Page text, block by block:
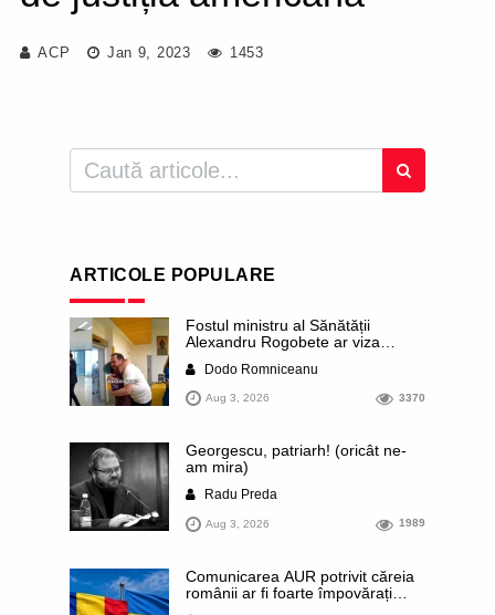
ACP Jan 9, 2023 1453
ARTICOLE POPULARE
Fostul ministru al Sănătății
Alexandru Rogobete ar viza
al orașului Timișoara. Pesedistul
publică imagini demne de Coreea
de Nord cu femei din Timișoara
Dodo Romniceanu
Aug 3, 2026 3370
Georgescu, patriarh! (oricât ne-
am mira)
Radu Preda
Aug 3, 2026 1989
Comunicarea AUR potrivit căreia
românii ar fi foarte împovărați